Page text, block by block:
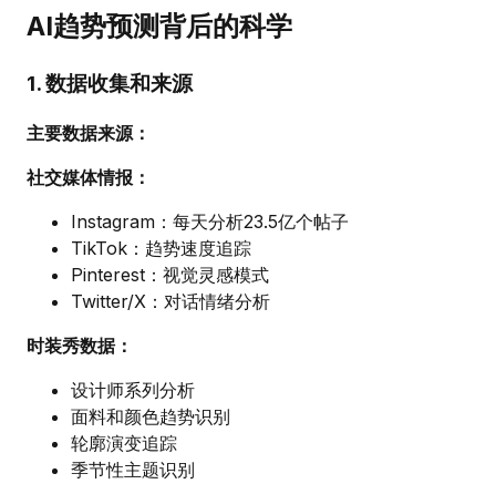
AI趋势预测背后的科学
1. 数据收集和来源
主要数据来源：
社交媒体情报：
Instagram：每天分析23.5亿个帖子
TikTok：趋势速度追踪
Pinterest：视觉灵感模式
Twitter/X：对话情绪分析
时装秀数据：
设计师系列分析
面料和颜色趋势识别
轮廓演变追踪
季节性主题识别